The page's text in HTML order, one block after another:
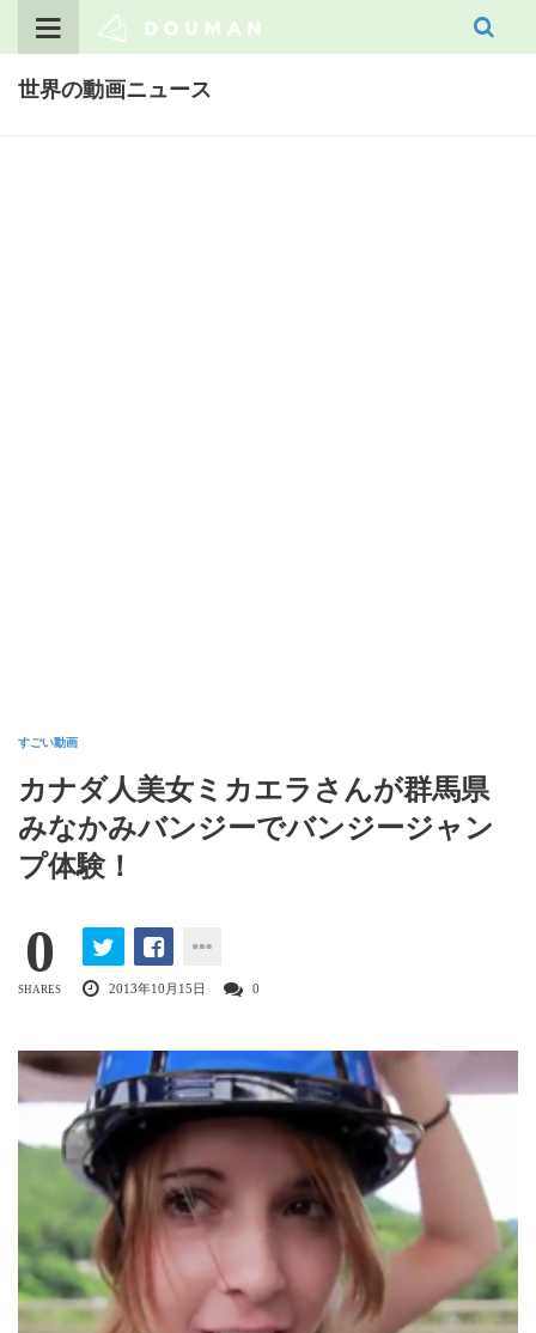
世界の動画ニュース
すごい動画
カナダ人美女ミカエラさんが群馬県
みなかみバンジーでバンジージャン
プ体験！
0
SHARES 2013年10月15日 0